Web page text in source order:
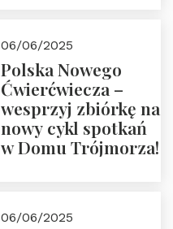
18:00
06/06/2025
Polska Nowego
Ćwierćwiecza –
wesprzyj zbiórkę na
nowy cykl spotkań
w Domu Trójmorza!
06/06/2025